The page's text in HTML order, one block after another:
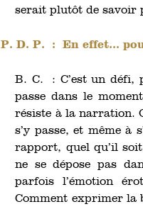
serait plutôt de savoir
P. D. P. :En effet...
B. C. : C’est un défi,
passe dans le
résiste à la narration.
s’y passe, et même à
rapport, quel qu’il
ne se dépose pas
parfois l’émotion
Comment exprimer la